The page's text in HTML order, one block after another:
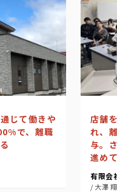
じて働きや
で、離職
店舗
れ、
与。
進め
有限会
/ 大澤